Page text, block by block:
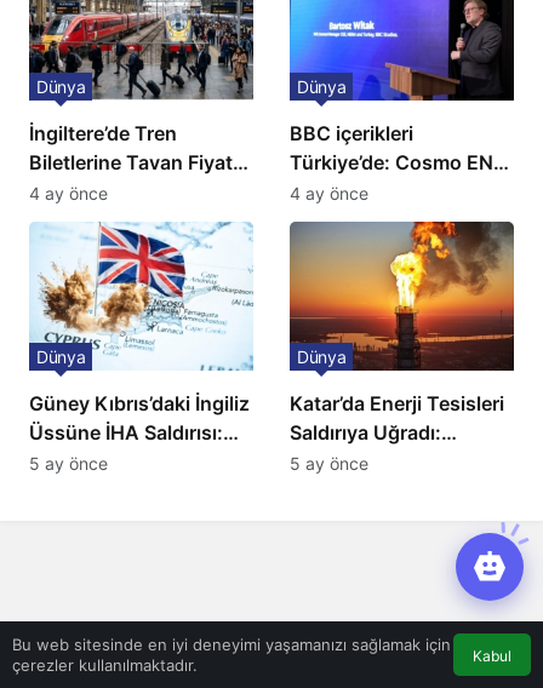
İngiltere’de Tren
Biletlerine Tavan Fiyat:
Ulaşımda Yeni
Düzenleme
Dünya
4 ay önce
BBC içerikleri
Türkiye’de: Cosmo EN
ve BBC Player yayında
Dünya
4 ay önce
Güney Kıbrıs’daki İngiliz
Üssüne İHA Saldırısı:
Patlama, Sirenler ve
Dünya
5 ay önce
Katar’da Enerji Tesisleri
Saldırıya Uğradı:
Avrupa’da Doğalgaz
Dünya
5 ay önce
Bu web sitesinde en iyi deneyimi yaşamanızı sağlamak için
çerezler kullanılmaktadır.
Kabul